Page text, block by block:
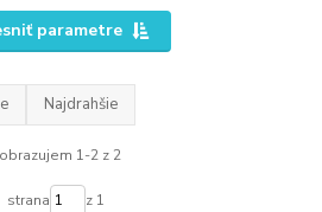
parametre
Najdrahšie
1-2 z 2
strana z 1